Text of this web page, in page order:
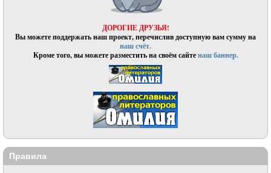
ДОРОГИЕ ДРУЗЬЯ!
Вы можете поддержать наш проект, перечислив доступную вам сумму на
наш счёт.
Кроме того, вы можете разместить на своём сайтенаш баннер.
Правила